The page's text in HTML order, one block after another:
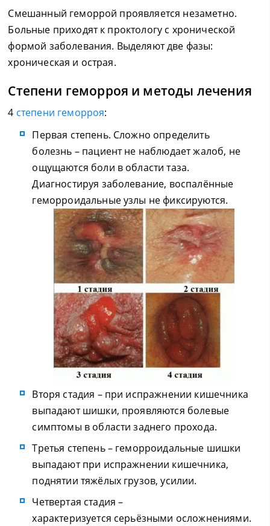
Смешанный геморрой проявляется незаметно.
Больные приходят к проктологу с хронической
формой заболевания. Выделяют две фазы:
хроническая и острая.
Степени геморроя и методы лечения
4 степени геморроя:
Первая степень. Сложно определить
болезнь – пациент не наблюдает жалоб, не
ощущаются боли в области таза.
Диагностируя заболевание, воспалённые
геморроидальные узлы не фиксируются.
Вторя стадия – при испражнении кишечника
выпадают шишки, проявляются болевые
симптомы в области заднего прохода.
Третья степень – геморроидальные шишки
выпадают при испражнении кишечника,
поднятии тяжёлых грузов, усилии.
Четвертая стадия –
характеризуется серьёзными осложнениями.